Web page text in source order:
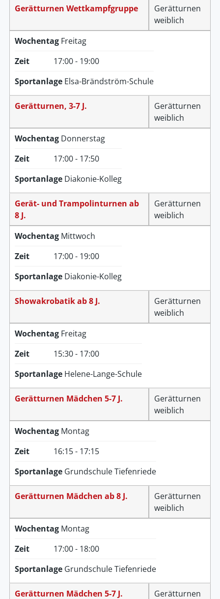
Gerätturnen Wettkampfgruppe
Gerätturnen
weiblich
Wochentag Freitag
Zeit
17:00 - 19:00
Sportanlage Elsa-Brändström-Schule
Gerätturnen, 3-7 J.
Gerätturnen
weiblich
Wochentag Donnerstag
Zeit
17:00 - 17:50
Sportanlage Diakonie-Kolleg
Gerät- und Trampolinturnen ab
8 J.
Gerätturnen
weiblich
Wochentag Mittwoch
Zeit
17:00 - 19:00
Sportanlage Diakonie-Kolleg
Showakrobatik ab 8 J.
Gerätturnen
weiblich
Wochentag Freitag
Zeit
15:30 - 17:00
Sportanlage Helene-Lange-Schule
Gerätturnen Mädchen 5-7 J.
Gerätturnen
weiblich
Wochentag Montag
Zeit
16:15 - 17:15
Sportanlage Grundschule Tiefenriede
Gerätturnen Mädchen ab 8 J.
Gerätturnen
weiblich
Wochentag Montag
Zeit
17:00 - 18:00
Sportanlage Grundschule Tiefenriede
Gerätturnen Mädchen 5-7 J. Gerätturnen